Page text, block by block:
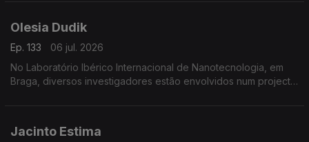
Olesia Dudik
Ep. 133
06 jul. 2026
No Laboratório Ibérico Internacional de Nanotecnologia, em
Braga, diversos investigadores estão envolvidos num projecto
Jacinto Estima